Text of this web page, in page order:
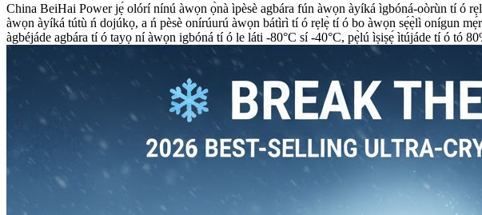
China BeiHai Power jẹ́ olórí nínú àwọn ọ̀nà ìpèsè agbára fún àwọn àyíká ìgbóná-oòrùn tí ó
àwọn àyíká tútù ń dojúkọ, a ń pèsè onírúurú àwọn bátìrì tí ó rẹlẹ̀ tí ó bo àwọn sẹ́ẹ̀lì onígun
àgbéjáde agbára tí ó tayọ ní àwọn igbóná tí ó le láti -80°C sí -40°C, pẹ̀lú ìṣiṣẹ́ ìtújáde tí ó tó